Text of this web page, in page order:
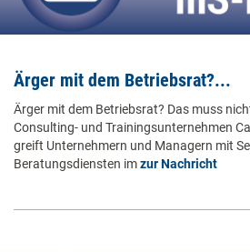
Ärger mit dem Betriebsrat?...
Ärger mit dem Betriebsrat? Das muss
Consulting- und Trainingsunternehmen
greift Unternehmern und Managern mit
Beratungsdiensten imzur Nachricht